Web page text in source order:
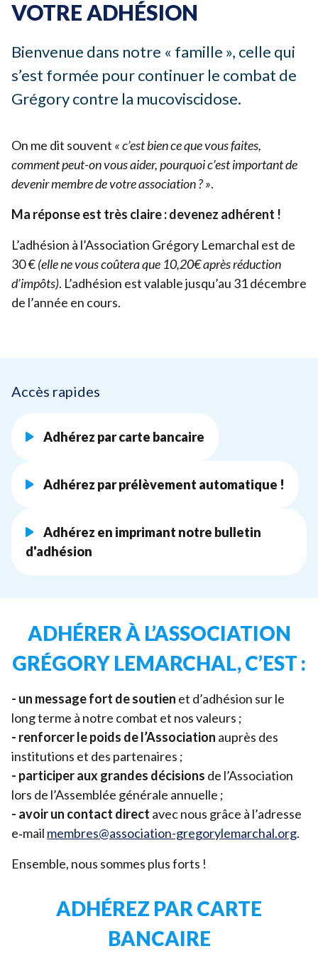
Devenir bénévole
Organiser un événement
Pour les écoles
Legs & Assurance-vie
VOTRE ADHÉSION
Bienvenue dans notre « famille », celle qui
s’est formée pour continuer le combat de
Grégory contre la mucoviscidose.
On me dit souvent « c’est bien ce que vous faites,
comment peut-on vous aider, pourquoi c’est important de
devenir membre de votre association ? ».
Ma réponse est très claire : devenez adhérent !
L’adhésion à l’Association Grégory Lemarchal est de
30€(elle ne vous coûtera que 10,20€ après réduction
d’impôts). L’adhésion est valable jusqu’au 31décembre
de l’année en cours.
Accès rapides
Adhérez par carte bancaire
Adhérez par prélèvement automatique !
Adhérez en imprimant notre bulletin
d'adhésion
ADHÉRER À L’ASSOCIATION
GRÉGORY LEMARCHAL, C’EST :
- un message fort de soutien et d’adhésion sur le
long terme à notre combat et nos valeurs ;
- renforcer le poids de l’Association auprès des
institutions et des partenaires ;
- participer aux grandes décisions de l’Association
lors de l’Assemblée générale annuelle ;
- avoir un contact direct avec nous grâce à l’adresse
e‑mail membres@​association-​gregorylemarchal.​org.
Ensemble, nous sommes plus forts !
ADHÉREZ PAR CARTE
BANCAIRE